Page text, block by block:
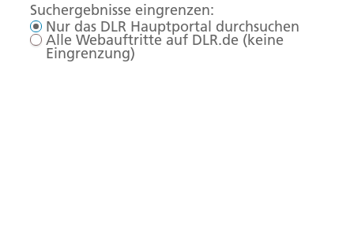
Suchergebnisse eingrenzen:
Nur das DLR Hauptportal durchsuchen
Alle Webauftritte auf DLR.de (keine
Eingrenzung)